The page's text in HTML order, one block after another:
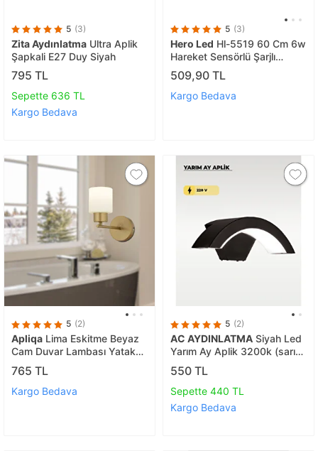
5 (3)
Zita Aydınlatma Ultra Aplik
Şapkali E27 Duy Siyah
795 TL
Sepette 636 TL
Kargo Bedava
5 (3)
Hero Led Hl-5519 60 Cm 6w
Hareket Sensörlü Şarjlı
Taşınabilir Led Cabinet
Tezgah Üstü Siyah Kasa
509,90 TL
Kargo Bedava
5 (2)
Apliqa Lima Eskitme Beyaz
Cam Duvar Lambası Yatak
Odası-yatak Başı-banyo İçin
Modern Aplik
765 TL
Kargo Bedava
5 (2)
AC AYDINLATMA Siyah Led
Yarım Ay Aplik 3200k (sarı
Işık)
550 TL
Sepette 440 TL
Kargo Bedava